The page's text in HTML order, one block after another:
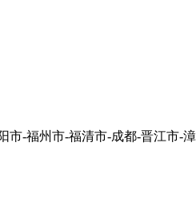
市-福州市-福清市-成都-晋江市-